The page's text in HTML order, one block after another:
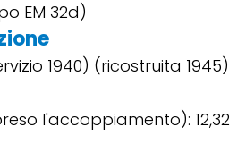
EM 32d)
1940) (ricostruita 1945)
l'accoppiamento): 12,32